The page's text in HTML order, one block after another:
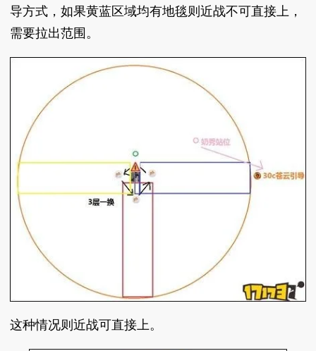
导方式，如果黄蓝区域均有地毯则近战不可直接上，
需要拉出范围。
这种情况则近战可直接上。